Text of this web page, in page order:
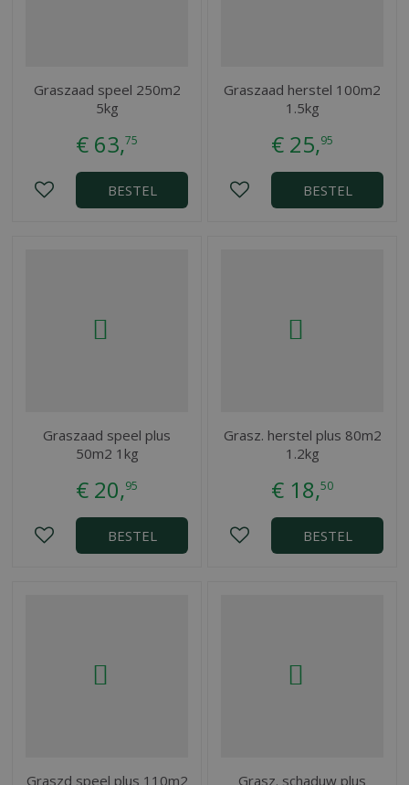
Graszaad speel 250m2
5kg
€ 63,75
BESTEL
Graszaad herstel 100m2
1.5kg
€ 25,95
BESTEL
Graszaad speel plus
50m2 1kg
€ 20,95
BESTEL
Grasz. herstel plus 80m2
1.2kg
€ 18,50
BESTEL
Graszd speel plus 110m2 Grasz. schaduw plus